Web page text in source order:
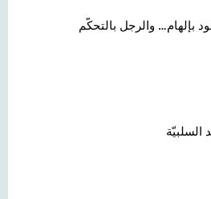
بإلهام… والرجل بالتحكّم
السلبيّة